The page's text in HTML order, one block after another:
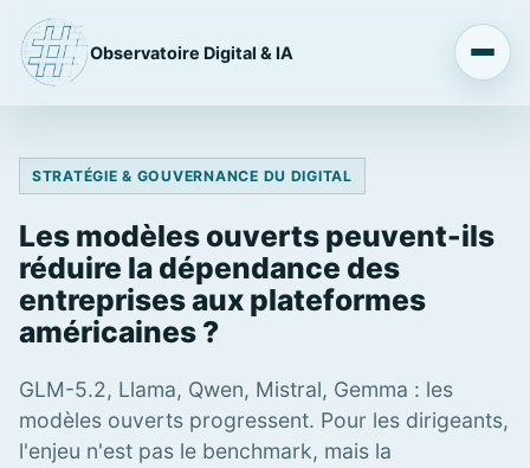
Observatoire Digital & IA
STRATÉGIE & GOUVERNANCE DU DIGITAL
Les modèles ouverts peuvent-ils
réduire la dépendance des
entreprises aux plateformes
américaines ?
GLM-5.2, Llama, Qwen, Mistral, Gemma : les
modèles ouverts progressent. Pour les dirigeants,
l'enjeu n'est pas le benchmark, mais la